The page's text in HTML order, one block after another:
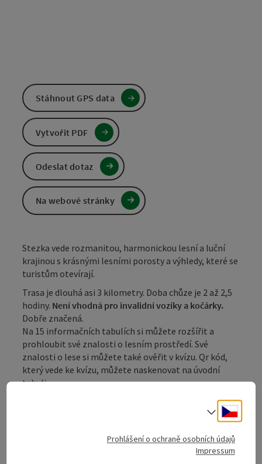
Stezka vede rozmanitou, harmonickou lesní a luční
krajinou s krásnými lesními porosty a výhledy, které se
turistům otevírají.
Trasa je dlouhá asi 3 kilometry. Doba chůze je 2 až 2,5
hodiny. Není vhodná pro invalidní vozíky a kočárky.
Dobře značená.
Na 15 informačních tabulích si můžete rozšířit a
prohloubit své znalosti o lesním prostředí. Své
znalosti o lese si můžete také ověřit v kvízu. Qr kód,
který vede ke kvízu, můžete naskenovat na úvodní
tabuli.
návštěvě lesní naučné stezky najdete na domovské
. Podle informací z této
stránky se můžete vydat ...
Stáhnout GPS data
Vytvořit PDF
Odeslat dotaz
Na webové stránky
Cesky
Volba
Prohlášení o ochraně osobních údajů
Impressum